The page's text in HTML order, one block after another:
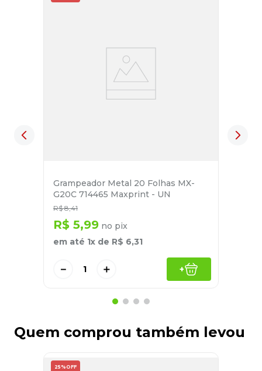
Grampeador Metal 20 Folhas MX-
G20C 714465 Maxprint - UN
R$ 8,41
R$ 5,99 no pix
em até 1x de R$ 6,31
＋
－ +
Quem comprou também levou
25% OFF